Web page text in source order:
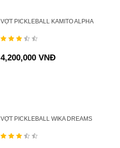
VỢT PICKLEBALL KAMITO ALPHA
4,200,000 VNĐ
VỢT PICKLEBALL WIKA DREAMS